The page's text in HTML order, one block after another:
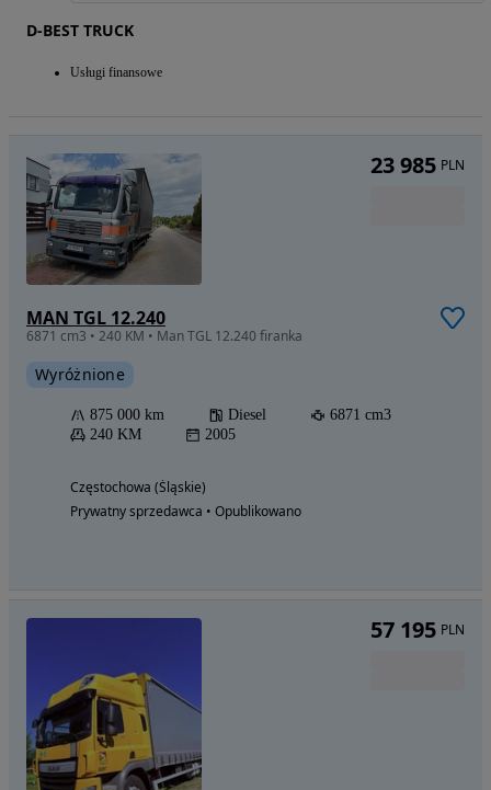
D-BEST TRUCK
Usługi finansowe
MAN TGL 12.240
6871 cm3 • 240 KM • Man TGL 12.240 firanka
Wyróżnione
875 000 km Diesel
6871 cm3
240 KM
2005
Częstochowa (Śląskie)
Prywatny sprzedawca • Opublikowano
23 985 PLN
57 195 PLN